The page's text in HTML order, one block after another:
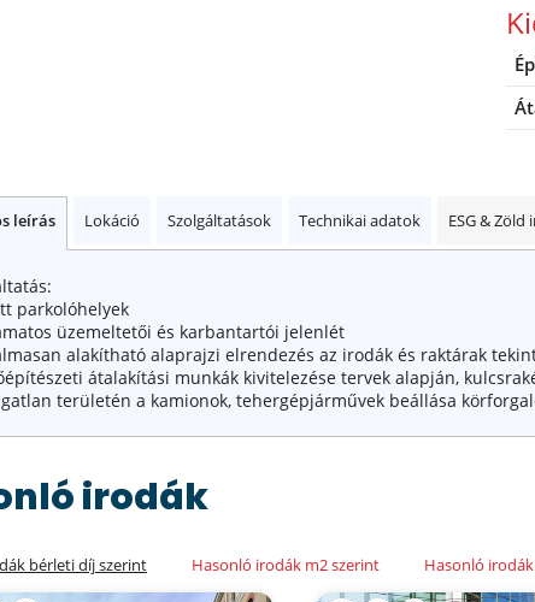
leírás Lokáció Szolgáltatások Technikai adatok ESG &
parkolóhelyek
üzemeltetői és karbantartói jelenlét
alakítható alaprajzi elrendezés az irodák és raktárak
átalakítási munkák kivitelezése tervek alapján,
területén a kamionok, tehergépjárművek beállása
irodák
bérleti díj szerint Hasonló irodák m2 szerint Hasonló